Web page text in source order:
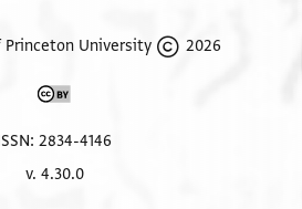
2026 The Trustees of Princeton University
ISSN: 2834-4146
v. 4.30.0